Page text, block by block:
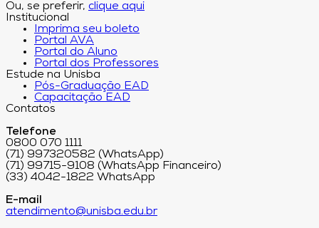
Ou, se preferir, clique aqui
Institucional
Imprima seu boleto
Portal AVA
Portal do Aluno
Portal dos Professores
Estude na Unisba
Pós-Graduação EAD
Capacitação EAD
Contatos
Telefone
0800 070 1111
(71) 997320582 (WhatsApp)
(71) 99715-9108 (WhatsApp Financeiro)
(33) 4042-1822 WhatsApp
E-mail
atendimento@unisba.edu.br